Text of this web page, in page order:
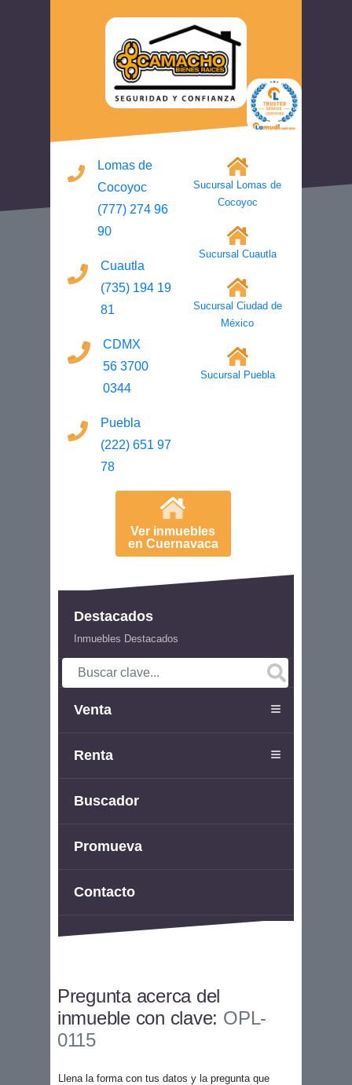
Lomas de
Cocoyoc
(777) 274 96
90
Cuautla
(735) 194 19
81
CDMX
56 3700
0344
Puebla
(222) 651 97
78
Sucursal Lomas de
Cocoyoc
Sucursal Cuautla
Sucursal Ciudad de
México
Sucursal Puebla
Ver inmuebles
en Cuernavaca
Destacados
Inmuebles Destacados
Venta
Renta
Buscador
Promueva
Contacto
Pregunta acerca del
inmueble con clave: OPL-
0115
Llena la forma con tus datos y la pregunta que